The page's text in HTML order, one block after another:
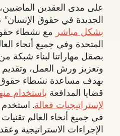
على مدى العقدين
الجديدة في حقوق الإنسان”
بشكل مباشر مع نشطاء
المتحدة وفي جميع أنحاء
بصقل مهاراتنا لبناء شبكة
وتعزيز ورش العمل،
بهدف مساعدة نشطاء حقوق
قضايا المدافعة باستخدام
لإستراتيجيات فعالة.
في جميع أنحاء العالم
الإجراءات الاستراتيجية